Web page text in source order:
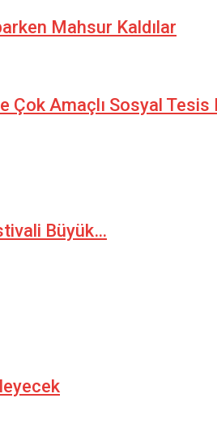
Mahsur Kaldılar
Çok Amaçlı Sosyal Tesis
Büyük…